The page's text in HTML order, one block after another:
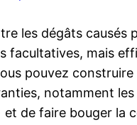
les dégâts causés
mais
pouvez
notamment
de faire bouger la